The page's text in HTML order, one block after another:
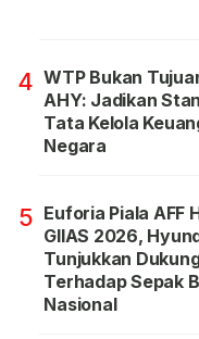
4 WTP Bukan
AHY: Jadikan
Tata Kelola
Negara
5 Euforia Piala AFF
GIIAS 2026,
Tunjukkan
Terhadap Sepak
Nasional